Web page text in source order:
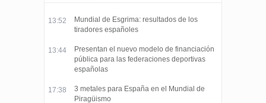
13:52
Mundial de Esgrima: resultados de los
tiradores españoles
13:44
Presentan el nuevo modelo de financiación
pública para las federaciones deportivas
españolas
17:38
3 metales para España en el Mundial de
Piragüismo